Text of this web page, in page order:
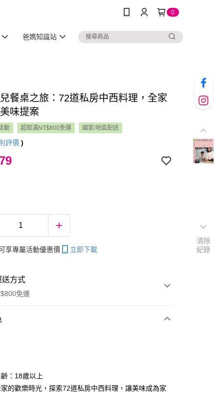
0
爸媽知識站
餐桌之旅：72道私房中西料理，全家
味提案
動 超取滿NT$800免運 國家/地區配送
評價 )
享專屬活動優惠價 立即下載
送方式
免運
付款
期
：18歲以上
的歡樂時光，探索72道私房中西料理，讓美味成為家
清除
紀錄